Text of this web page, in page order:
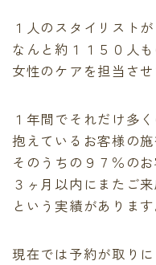
１人のスタイリスト
なんと約１１５０人
女性のケアを担当さ
１年間でそれだけ多
抱えているお客様の
そのうちの ９７％の
３ヶ月以内にまたご
という実績があります
現在では予約が取り